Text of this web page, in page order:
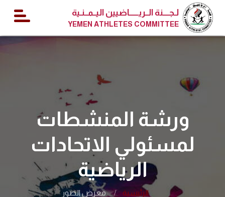
لـجــــنة الــريــــــاضيين اليــمــنـية
YEMEN ATHLETES COMMITTEE
ورشة المنشطات
لمسئولي الاتحادات
الرياضية
الرئيسية معرض الصور